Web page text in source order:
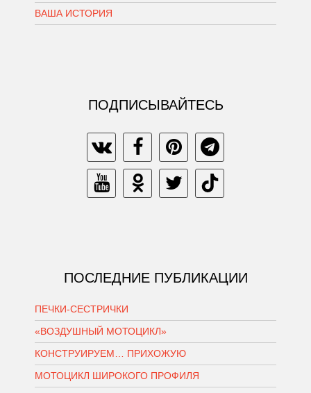
ВАША ИСТОРИЯ
ПОДПИСЫВАЙТЕСЬ
ПОСЛЕДНИЕ ПУБЛИКАЦИИ
ПЕЧКИ-СЕСТРИЧКИ
«ВОЗДУШНЫЙ МОТОЦИКЛ»
КОНСТРУИРУЕМ… ПРИХОЖУЮ
МОТОЦИКЛ ШИРОКОГО ПРОФИЛЯ